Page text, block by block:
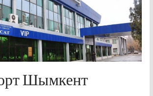
Шымкент